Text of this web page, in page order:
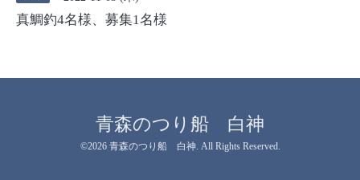
真鯛釣4名様、募集1名様
青森のつり船 白神
©2026 青森のつり船 白神. All Rights Reserved.